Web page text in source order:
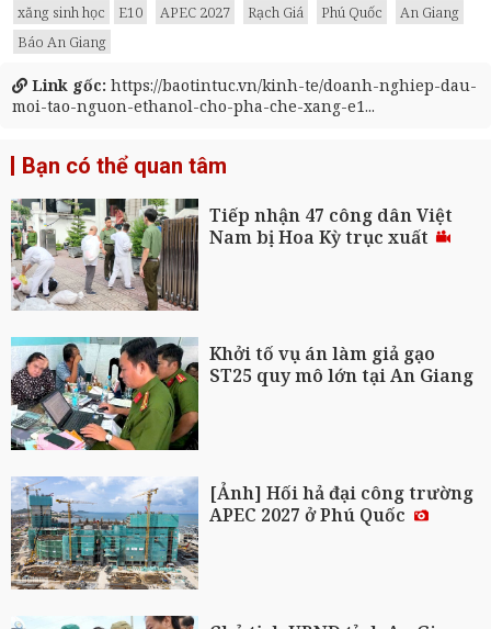
xăng sinh học
E10 APEC 2027 Rạch Giá Phú Quốc
An Giang
Báo An Giang
Link gốc: https://baotintuc.vn/kinh-te/doanh-nghiep-dau-
moi-tao-nguon-ethanol-cho-pha-che-xang-e1...
Bạn có thể quan tâm
Tiếp nhận 47 công dân Việt
Nam bị Hoa Kỳ trục xuất
Khởi tố vụ án làm giả gạo
ST25 quy mô lớn tại An Giang
[Ảnh] Hối hả đại công trường
APEC 2027 ở Phú Quốc